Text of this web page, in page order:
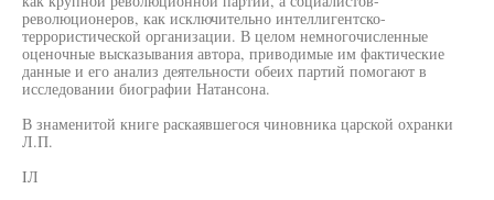
революционеров, как исключительно интеллигентско-
террористической организации. В целом немногочисленные
оценочные высказывания автора, приводимые им фактические
данные и его анализ деятельности обеих партий помогают в
исследовании биографии Натансона.
В знаменитой книге раскаявшегося чиновника царской охранки
Л.П.
IЛ